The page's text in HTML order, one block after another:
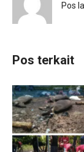
Pos
Pos terkait